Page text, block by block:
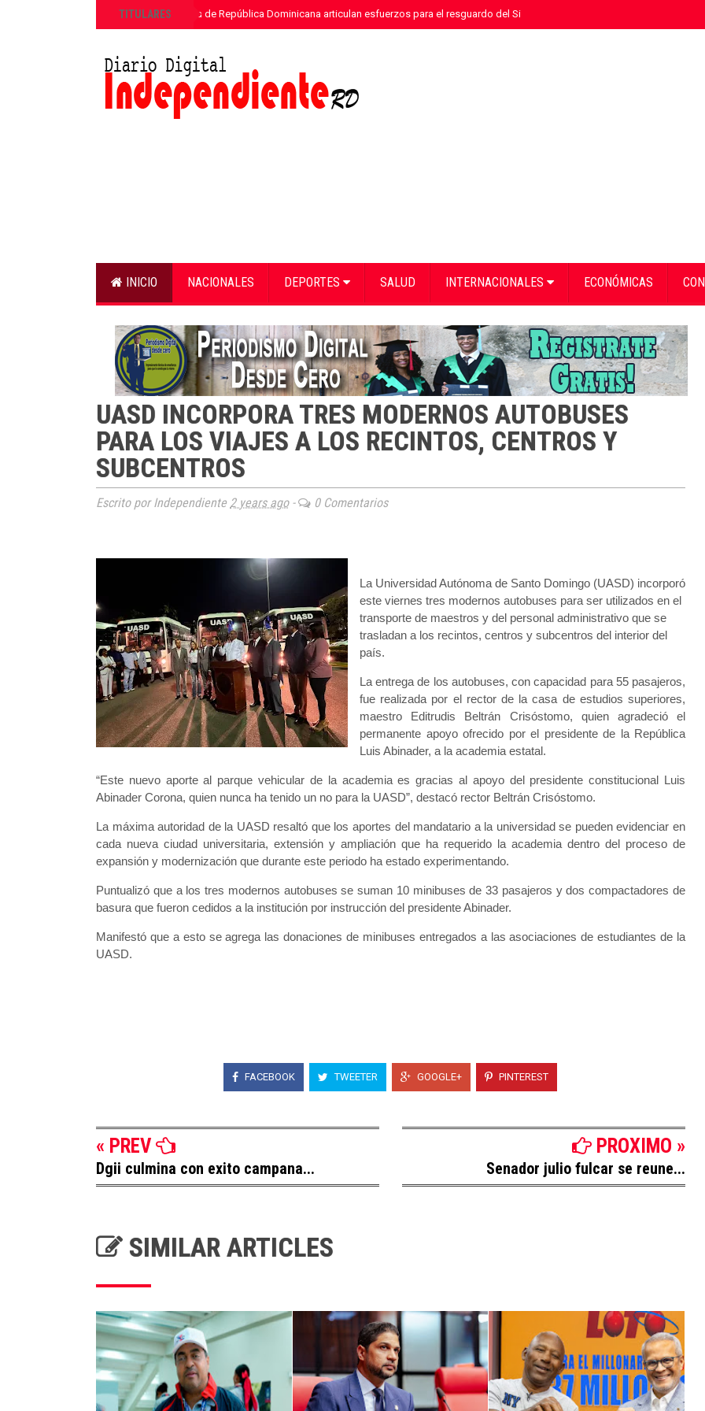
TITULARES
»ETED y la Armada de República Dominicana articulan esfuerzos para el resguardo del Sistema de Transmisión Eléctrica
INICIO NACIONALES DEPORTES SALUD INTERNACIONALES ECONÓMICAS
UASD INCORPORA TRES MODERNOS AUTOBUSES
PARA LOS VIAJES A LOS RECINTOS, CENTROS Y
SUBCENTROS
Escrito por Independiente 2 years ago- 0 Comentarios
La Universidad Autónoma de Santo Domingo (UASD) incorporó
este viernes tres modernos autobuses para ser utilizados en el
transporte de maestros y del personal administrativo que se
trasladan a los recintos, centros y subcentros del interior del
país.
La entrega de los autobuses, con capacidad para 55 pasajeros,
fue realizada por el rector de la casa de estudios superiores,
maestro Editrudis Beltrán Crisóstomo, quien agradeció el
permanente apoyo ofrecido por el presidente de la República
Luis Abinader, a la academia estatal.
“Este nuevo aporte al parque vehicular de la academia es gracias al apoyo del presidente constitucional Luis
Abinader Corona, quien nunca ha tenido un no para la UASD”, destacó rector Beltrán Crisóstomo.
La máxima autoridad de la UASD resaltó que los aportes del mandatario a la universidad se pueden evidenciar en
cada nueva ciudad universitaria, extensión y ampliación que ha requerido la academia dentro del proceso de
expansión y modernización que durante este periodo ha estado experimentando.
Puntualizó que a los tres modernos autobuses se suman 10 minibuses de 33 pasajeros y dos compactadores de
basura que fueron cedidos a la institución por instrucción del presidente Abinader.
Manifestó que a esto se agrega las donaciones de minibuses entregados a las asociaciones de estudiantes de la
UASD.
FACEBOOK TWEETER GOOGLE+ PINTEREST
« PREV
Dgii culmina con exito campana...
PROXIMO »
Senador julio fulcar se reune...
SIMILAR ARTICLES